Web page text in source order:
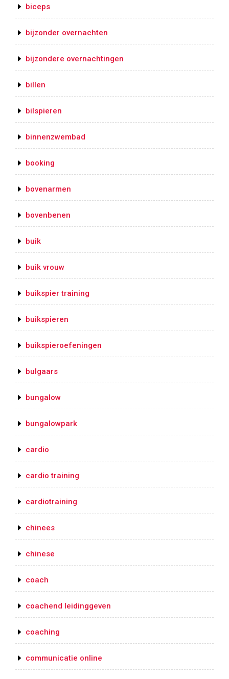
biceps
bijzonder overnachten
bijzondere overnachtingen
billen
bilspieren
binnenzwembad
booking
bovenarmen
bovenbenen
buik
buik vrouw
buikspier training
buikspieren
buikspieroefeningen
bulgaars
bungalow
bungalowpark
cardio
cardio training
cardiotraining
chinees
chinese
coach
coachend leidinggeven
coaching
communicatie online